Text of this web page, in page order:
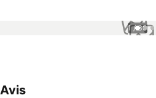
1 / 30
Avis